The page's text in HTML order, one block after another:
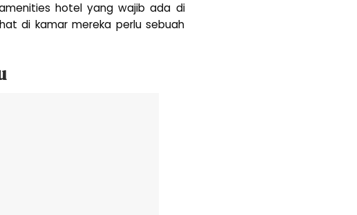
hotel yang wajib ada di
di kamar mereka perlu sebuah